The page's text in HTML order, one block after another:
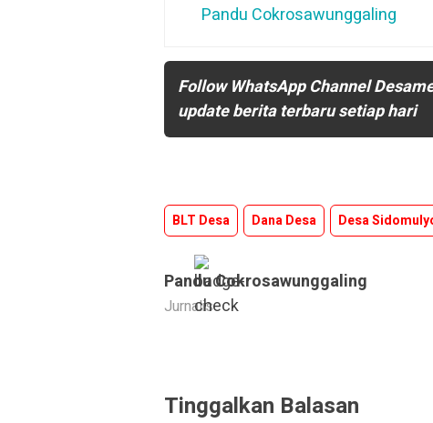
Pandu Cokrosawunggaling
Follow WhatsApp Channel
update berita terbaru setiap hari
BLT Desa Dana Desa Desa
Pandu Cokrosawunggaling
Jurnalis
Tinggalkan Balasan